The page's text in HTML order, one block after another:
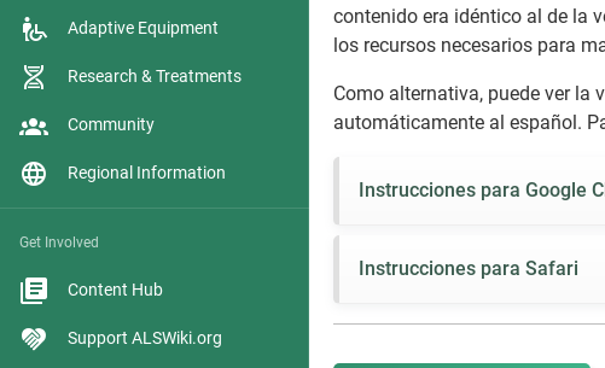
Adaptive Equipment
Research & Treatments
Community
Regional Information
Get Involved
Content Hub
Support ALSWiki.org
contenido era idéntico al de la
los recursos necesarios para
Como alternativa, puede ver la
automáticamente al español.
Instrucciones para Google
Instrucciones para Safari